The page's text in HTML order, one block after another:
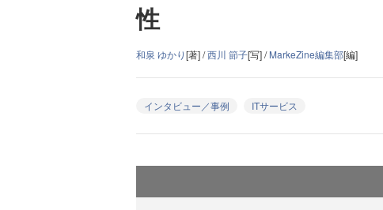
性
和泉 ゆかり[著] /西川 節子[写] /MarkeZine編集部[編]
インタビュー／事例 ITサービス